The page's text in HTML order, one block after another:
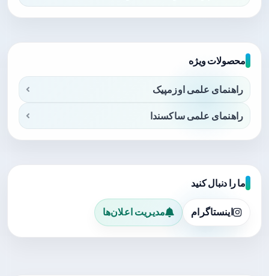
محصولات ویژه
راهنمای علمی اوزمپیک
راهنمای علمی ساکسندا
ما را دنبال کنید
اینستاگرام مدیریت اعلان‌ها